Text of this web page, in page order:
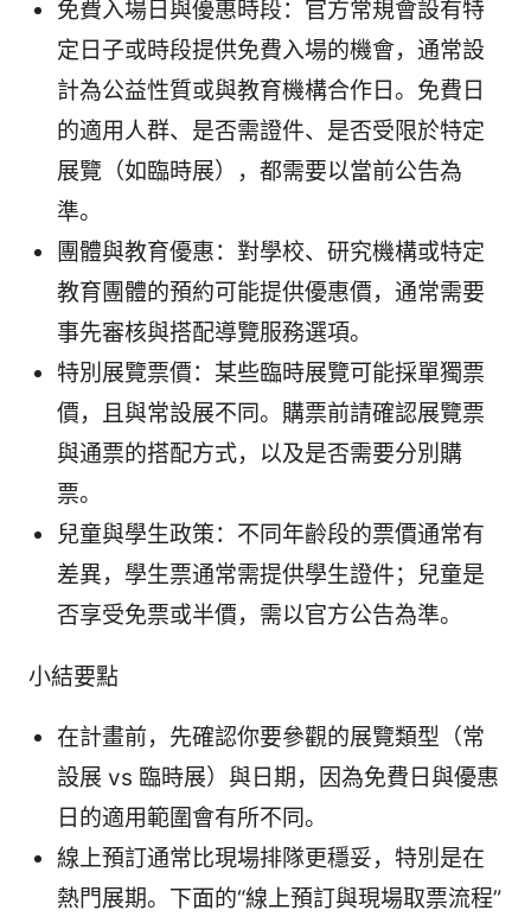
免費入場日與優惠時段：官方常規會設有特
定日子或時段提供免費入場的機會，通常設
計為公益性質或與教育機構合作日。免費日
的適用人群、是否需證件、是否受限於特定
展覽（如臨時展），都需要以當前公告為
準。
團體與教育優惠：對學校、研究機構或特定
教育團體的預約可能提供優惠價，通常需要
事先審核與搭配導覽服務選項。
特別展覽票價：某些臨時展覽可能採單獨票
價，且與常設展不同。購票前請確認展覽票
與通票的搭配方式，以及是否需要分別購
票。
兒童與學生政策：不同年齡段的票價通常有
差異，學生票通常需提供學生證件；兒童是
否享受免票或半價，需以官方公告為準。
小結要點
在計畫前，先確認你要參觀的展覽類型（常
設展 vs 臨時展）與日期，因為免費日與優惠
日的適用範圍會有所不同。
線上預訂通常比現場排隊更穩妥，特別是在
熱門展期。下面的“線上預訂與現場取票流程”